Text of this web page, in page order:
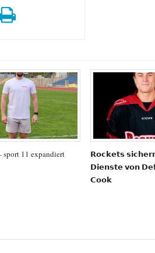
sport 11 expandiert
𝗥𝗼𝗰𝗸𝗲𝘁𝘀
𝗗𝗶𝗲𝗻𝘀𝘁𝗲 𝘃𝗼𝗻
𝗖𝗼𝗼𝗸